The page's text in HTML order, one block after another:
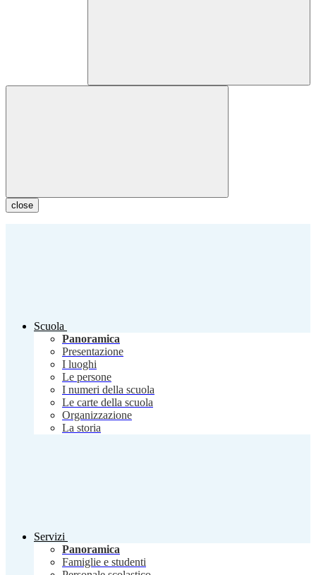
close
Scuola
Panoramica
Presentazione
I luoghi
Le persone
I numeri della scuola
Le carte della scuola
Organizzazione
La storia
Servizi
Panoramica
Famiglie e studenti